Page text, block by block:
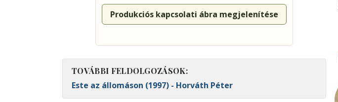
Produkciós kapcsolati ábra megjelenítése
TOVÁBBI FELDOLGOZÁSOK:
Este az állomáson (1997) - Horváth Péter